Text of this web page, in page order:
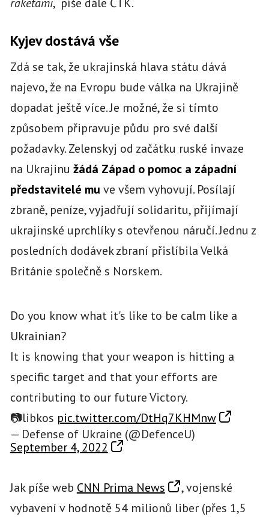
Kyjev dostává vše
Zdá se tak, že ukrajinská hlava státu dává
najevo, že na Evropu bude válka na Ukrajině
dopadat ještě více. Je možné, že si tímto
způsobem připravuje půdu pro své další
požadavky. Zelenskyj od začátku ruské invaze
na Ukrajinu žádá Západ o pomoc a západní
představitelé mu ve všem vyhovují. Posílají
zbraně, peníze, vyjadřují solidaritu, přijímají
ukrajinské uprchlíky s otevřenou náručí. Jednu z
posledních dodávek zbraní přislíbila Velká
Británie společně s Norskem.
Do you know what it's like to be calm like a
Ukrainian?
It is knowing that your weapon is hitting a
specific target and that your efforts are
contributing to our future Victory.
📷libkos pic.twitter.com/DtHq7KHMnw
— Defense of Ukraine (@DefenceU)
September 4, 2022
Jak píše web CNN Prima News
, vojenské
vybavení v hodnotě 54 milionů liber (přes 1,5